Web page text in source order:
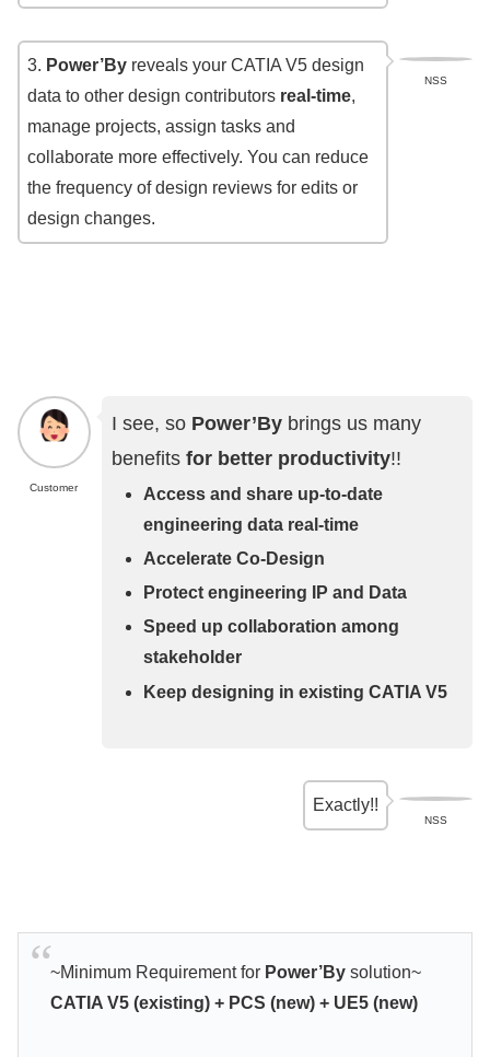
NSS
3. Power’By reveals your CATIA V5 design
data to other design contributors real-time,
manage projects, assign tasks and
collaborate more effectively. You can reduce
the frequency of design reviews for edits or
design changes.
Customer
I see, so Power’Bybrings us many
benefitsfor better productivity!!
Access and share up-to-date
engineering data real-time
Accelerate Co-Design
Protect engineering IP and Data
Speed up collaboration among
stakeholder
Keep designing in existing CATIA V5
NSS
Exactly!!
~Minimum Requirement for Power’Bysolution~
CATIA V5 (existing) + PCS (new) + UE5 (new)